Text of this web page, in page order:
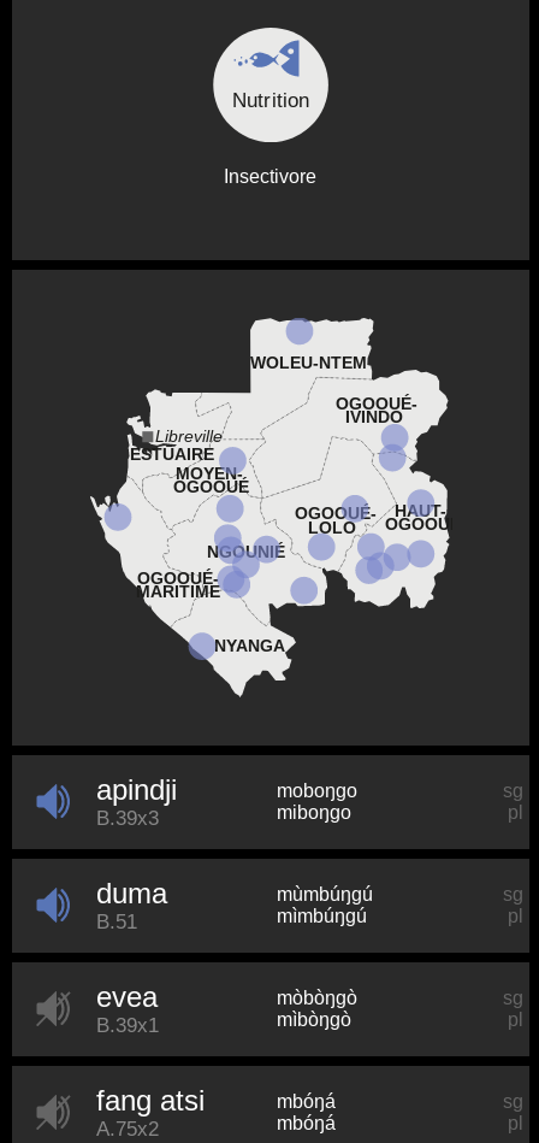
Nutrition
Insectivore
NYANGA
OGOOUÉ-
MARITIME
NGOUNIÉ
OGOOUÉ-
LOLO
HAUT-
OGOOUÉ
MOYEN-
OGOOUÉ
ESTUAIRE
OGOOUÉ-
IVINDO
WOLEU-NTEM
Libreville
apindji
B.39x3
moboŋɡo
sg
miboŋɡo
pl
duma
B.51
mùmbúŋɡú
sg
mìmbúŋɡú
pl
evea
B.39x1
mòbòŋɡò
sg
mìbòŋɡò
pl
fang atsi
A.75x2
mbóŋá
sg
mbóŋá
pl